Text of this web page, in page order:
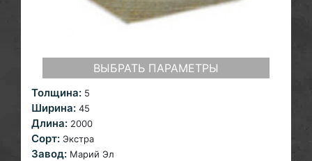
ВЫБРАТЬ ПАРАМЕТРЫ
Толщина: 5
Ширина: 45
Длина: 2000
Сорт: Экстра
Завод: Марий Эл